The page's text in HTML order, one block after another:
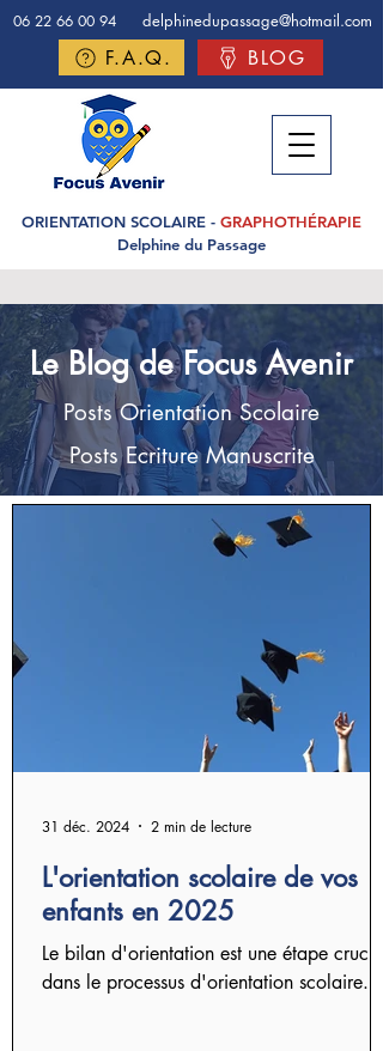
06 22 66 00 94 delphinedupassage@hotmail.com
F.A.Q. BLOG
ORIENTATION SCOLAIRE - GRAPHOTHÉRAPIE
Delphine du Passage
Le Blog de Focus Avenir
Posts Orientation Scolaire
Posts Ecriture Manuscrite
L'orientation scolaire de vos
enfants en 2025
Le bilan d'orientation est une étape
dans le processus d'orientation scolaire.
31 déc. 2024 2 min de lecture